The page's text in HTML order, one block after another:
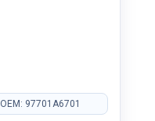
OEM: 97701A6701